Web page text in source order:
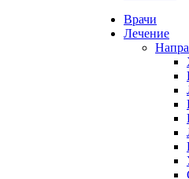
Врачи
Лечение